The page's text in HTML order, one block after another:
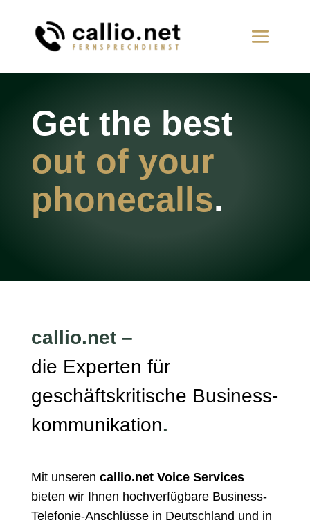
Get the best
out of your
phone­calls.
callio.net –
die Experten für
geschäftskritische Business­
kommunikation.
Mit unseren callio.net Voice Services
bieten wir Ihnen hochverfügbare Business-
Telefonie-Anschlüsse in Deutschland und in